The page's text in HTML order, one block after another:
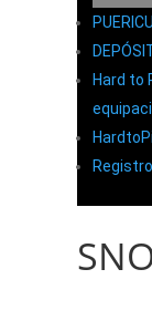
Hard to